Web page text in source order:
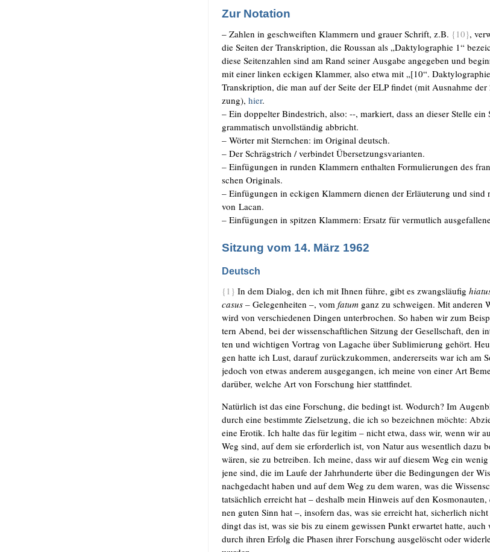
Zur Notation
– Zah­len in geschweif­ten Klam­mern und grau­er Schrift, z.B. {10},
die Sei­ten der Tran­skrip­ti­on, die Rous­san als „Dak­ty­lo­gra­phie 1“
die­se Sei­ten­zah­len sind am Rand sei­ner Aus­ga­be ange­ge­ben und
mit einer lin­ken ecki­gen Klam­mer, also etwa mit „[10“.
Tran­skrip­ti­on, die man auf der Sei­te der ELP fin­det (mit Aus­nah­me
zung),hier.
– Ein dop­pel­ter Bin­de­strich, also: --, mar­kiert, dass an die­ser Stel­le ein
gram­ma­tisch unvoll­stän­dig abbricht.
–Wör­ter mit Stern­chen: im Ori­gi­nal deutsch.
–Der Schräg­strich /​ ver­bin­det Übersetzungsvarianten.
–Ein­fü­gun­gen in run­den Klam­mern ent­hal­ten For­mu­lie­run­gen des
schen Originals.
–Ein­fü­gun­gen in ecki­gen Klam­mern die­nen der Erläu­te­rung und sind
von Lacan.
–Ein­fü­gun­gen in spit­zen Klam­mern: Ersatz für ver­mut­lich
Sitzung vom 14. März 1962
Deutsch
{1} In dem Dia­log, den ich mit Ihnen füh­re, gibt es zwangs­läu­fig
casus –Gele­gen­hei­ten –, vomfatum ganz zu schwei­gen. Mit ande­ren
wird von ver­schie­de­nen Din­gen unter­bro­chen. So haben wir zum
tern Abend, bei der wis­sen­schaft­li­chen Sit­zung der Gesell­schaft, den
ten und wich­ti­gen Vor­trag von Lag­a­che über Sub­li­mie­rung gehört.
gen hat­te ich Lust, dar­auf zurück­zu­kom­men, ande­rer­seits war ich am
jedoch von etwas ande­rem aus­ge­gan­gen, ich mei­ne von einer Art
dar­über, wel­che Art von For­schung hier stattfindet.
Natür­lich ist das eine For­schung, die bedingt ist. Wodurch? Im
durch eine bestimm­te Ziel­set­zung, die ich so bezeich­nen möch­te:
eine Ero­tik. Ich hal­te das für legi­tim – nicht etwa, dass wir, wenn wir
Weg sind, auf dem sie erfor­der­lich ist, von Natur aus wesent­lich dazu
wären, sie zu betrei­ben. Ich mei­ne, dass wir auf die­sem Weg ein
jene sind, die im Lau­fe der Jahr­hun­der­te über die Bedin­gun­gen der
nach­ge­dacht haben und auf dem Weg zu dem waren, was die
tat­säch­lich erreicht hat – des­halb mein Hin­weis auf den
nen guten Sinn hat –, inso­fern das, was sie erreicht hat, sicher­lich
dingt das ist, was sie bis zu einem gewis­sen Punkt erwar­tet hat­te, auch
durch ihren Erfolg die Pha­sen ihrer For­schung aus­ge­löscht oder